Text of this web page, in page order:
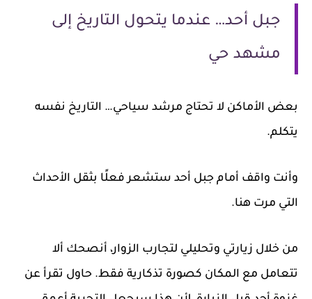
جبل أحد… عندما يتحول التاريخ إلى
مشهد حي
بعض الأماكن لا تحتاج مرشد سياحي… التاريخ نفسه
يتكلم.
وأنت واقف أمام جبل أحد ستشعر فعلًا بثقل الأحداث
التي مرت هنا.
من خلال زيارتي وتحليلي لتجارب الزوار، أنصحك ألا
تتعامل مع المكان كصورة تذكارية فقط. حاول تقرأ عن